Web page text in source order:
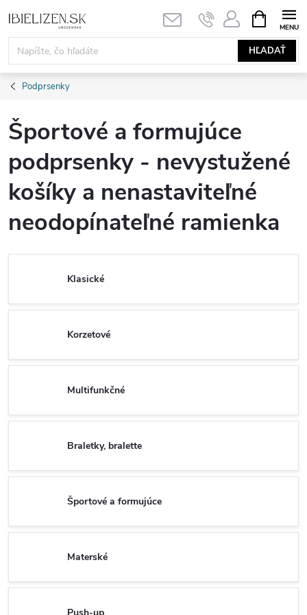
na
obsah
HĽADAŤ
KOŠÍK
Podprsenky
Športové a formujúce
podprsenky - nevystužené
košíky a nenastaviteľné
neodopínateľné ramienka
Klasické
Korzetové
Multifunkčné
Braletky, bralette
Športové a formujúce
Materské
Push-up